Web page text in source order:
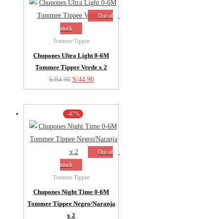
S/84.90.S/44.90.
Out of
stock
Tommee Tippee
Chupones Ultra Light 0-6M
Tommee Tippee Verde x 2
S/84.90 El
precio
original
era:
S/84.90.
S/44.90El
precio
actual
S/44.90.
-47%
Out of
stock
Tommee Tippee
Chupones Night Time 0-6M
Tommee Tippee Negro/Naranja
x 2